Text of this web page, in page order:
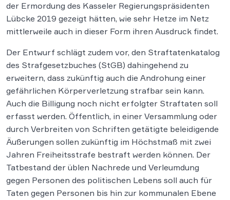
der Ermordung des Kasseler Regierungspräsidenten
Lübcke 2019 gezeigt hätten, wie sehr Hetze im Netz
mittlerweile auch in dieser Form ihren Ausdruck findet.
Der Entwurf schlägt zudem vor, den Straftatenkatalog
des Strafgesetzbuches (StGB) dahingehend zu
erweitern, dass zukünftig auch die Androhung einer
gefährlichen Körperverletzung strafbar sein kann.
Auch die Billigung noch nicht erfolgter Straftaten soll
erfasst werden. Öffentlich, in einer Versammlung oder
durch Verbreiten von Schriften getätigte beleidigende
Äußerungen sollen zukünftig im Höchstmaß mit zwei
Jahren Freiheitsstrafe bestraft werden können. Der
Tatbestand der üblen Nachrede und Verleumdung
gegen Personen des politischen Lebens soll auch für
Taten gegen Personen bis hin zur kommunalen Ebene